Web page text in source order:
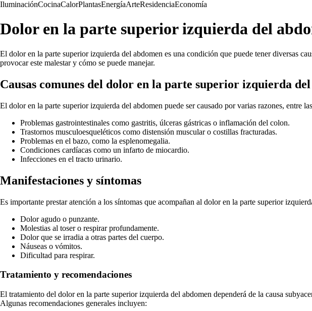
IluminaciónCocinaCalorPlantasEnergíaArteResidenciaEconomía
Dolor en la parte superior izquierda del
El dolor en la parte superior izquierda del abdomen es una condición que puede tener diversas
provocar este malestar y cómo se puede manejar.
Causas comunes del dolor en la parte superior izquierda
El dolor en la parte superior izquierda del abdomen puede ser causado por varias razones, entre
Problemas gastrointestinales como gastritis, úlceras gástricas o inflamación del colon.
Trastornos musculoesqueléticos como distensión muscular o costillas fracturadas.
Problemas en el bazo, como la esplenomegalia.
Condiciones cardíacas como un infarto de miocardio.
Infecciones en el tracto urinario.
Manifestaciones y síntomas
Es importante prestar atención a los síntomas que acompañan al dolor en la parte superior
Dolor agudo o punzante.
Molestias al toser o respirar profundamente.
Dolor que se irradia a otras partes del cuerpo.
Náuseas o vómitos.
Dificultad para respirar.
Tratamiento y recomendaciones
El tratamiento del dolor en la parte superior izquierda del abdomen dependerá de la causa
Algunas recomendaciones generales incluyen: